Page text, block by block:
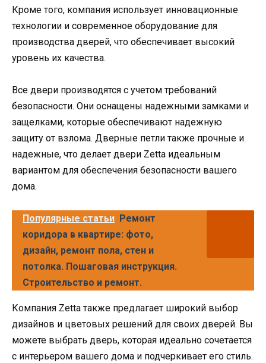
Кроме того, компания использует инновационные
технологии и современное оборудование для
производства дверей, что обеспечивает высокий
уровень их качества.
Все двери производятся с учетом требований
безопасности. Они оснащены надежными замками и
защелками, которые обеспечивают надежную
защиту от взлома. Дверные петли также прочные и
надежные, что делает двери Zetta идеальным
вариантом для обеспечения безопасности вашего
дома.
Популярные статьи Ремонт
коридора в квартире: фото,
дизайн, ремонт пола, стен и
потолка. Пошаговая инструкция.
Строительство и ремонт.
Компания Zetta также предлагает широкий выбор
дизайнов и цветовых решений для своих дверей. Вы
можете выбрать дверь, которая идеально сочетается
с интерьером вашего дома и подчеркивает его стиль.